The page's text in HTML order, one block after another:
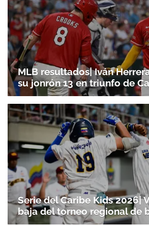
MLB resultados| Iván
su jonrón 13 en triunfo de
Serie del Caribe Kids 2026|
baja del torneo regional de